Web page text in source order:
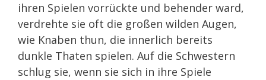
ihren Spielen vorrückte und behender ward,
verdrehte sie oft die großen wilden Augen,
wie Knaben thun, die innerlich bereits
dunkle Thaten spielen. Auf die Schwestern
schlug sie, wenn sie sich in ihre Spiele